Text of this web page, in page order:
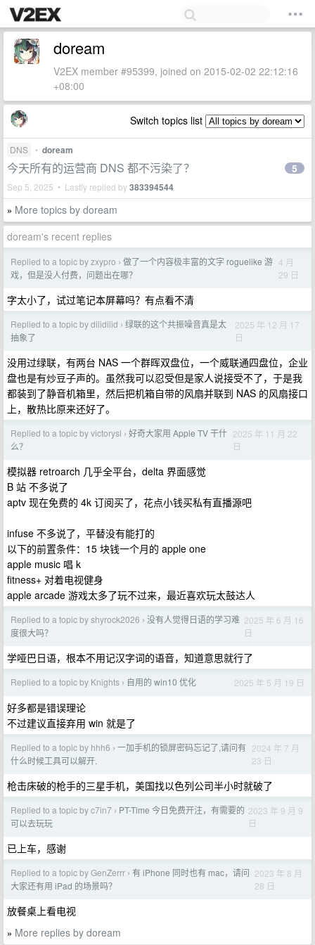
doream
V2EX member #95399, joined on 2015-02-02 22:12:16
+08:00
Switch topics list
DNS • doream
今天所有的运营商 DNS 都不污染了？
Sep 5, 2025 • Lastly replied by383394544
5
» More topics by doream
doream's recent replies
Replied to a topic by zxypro › 做了一个内容极丰富的文字 roguelike 游
戏，但是没人付费，问题出在哪？
4 月
29 日
字太小了，试过笔记本屏幕吗？有点看不清
Replied to a topic by dilidilid › 绿联的这个共振噪音真是太
抽象了
2025 年 12 月 17
日
没用过绿联，有两台 NAS 一个群晖双盘位，一个威联通四盘位，企业
盘也是有炒豆子声的。虽然我可以忍受但是家人说接受不了，于是我
都装到了静音机箱里，然后把机箱自带的风扇并联到 NAS 的风扇接口
上，散热比原来还好了。
Replied to a topic by victorysl › 好奇大家用 Apple TV 干什
么？
2025 年 11 月 22
日
模拟器 retroarch 几乎全平台，delta 界面感觉
B 站 不多说了
aptv 现在免费的 4k 订阅买了，花点小钱买私有直播源吧
infuse 不多说了，平替没有能打的
以下的前置条件：15 块钱一个月的 apple one
apple music 唱 k
fitness+ 对着电视健身
apple arcade 游戏太多了玩不过来，最近喜欢玩太鼓达人
Replied to a topic by shyrock2026 › 没有人觉得日语的学习难
度很大吗？
2025 年 6 月 16
日
学哑巴日语，根本不用记汉字词的语音，知道意思就行了
Replied to a topic by Knights › 自用的 win10 优化 2025 年 5 月 19 日
好多都是错误理论
不过建议直接弃用 win 就是了
Replied to a topic by hhh6 › 一加手机的锁屏密码忘记了,请问有
什么时候工具可以解开.
2024 年 7 月
23 日
枪击床破的枪手的三星手机，美国找以色列公司半小时就破了
Replied to a topic by c7in7 › PT-Time 今日免费开注，有需要的
可以去玩玩
2023 年 9 月 9
日
已上车，感谢
Replied to a topic by GenZerrr › 有 iPhone 同时也有 mac，请问
大家还有用 iPad 的场景吗？
2023 年 8 月
28 日
放餐桌上看电视
» More replies by doream